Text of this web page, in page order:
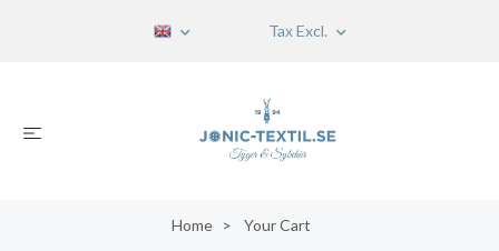
Tax Excl.
Home Your Cart